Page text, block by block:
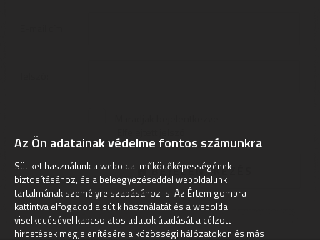
Kérjük adja meg a regisztrációkor megadott e-mail címét!
Az Ön adatainak védelme fontos számunkra
Sütiket használunk a weboldal működőképességének
biztosításához, és a beleegyezéseddel weboldalunk
tartalmának személyre szabásához is. Az Értem gombra
kattintva elfogadod a sütik használatát és a weboldal
viselkedésével kapcsolatos adatok átadását a célzott
hirdetések megjelenítésére a közösségi hálózatokon és más